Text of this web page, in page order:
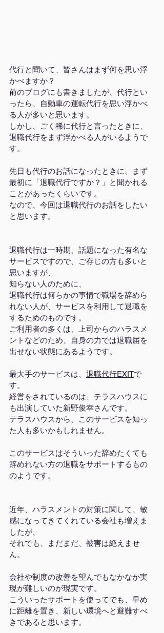
代行と聞いて、皆さんはまず何を思い浮
かべますか？
前のブログにも書きましたが、代行とい
ったら、自動車の運転代行を思い浮かべ
る人が多いと思います。
しかし、ごく稀に代行と言ったときに、
退職代行をまず浮かべる人がいるようで
す。
先日も代行のお話になったときに、まず
最初に「退職代行ですか？」と聞かれる
ことがあったくらいです。
なので、今回は退職代行のお話をしたい
と思います。
退職代行は一時期、話題になった有名な
サービスですので、ご存じの方も多いと
思いますが、
知らない人のために、
退職代行は何らかの事情で職場を辞めら
れない人が、サービスを利用して退職を
するためのものです。
ご利用者の多くは、上司からのハラスメ
ントなどのため、自身の力では退職届を
出せない状態にあるようです。
最大手のサービスは、 退職代行EXITで
す。
経営をされているのは、テラスハウスに
も出演していた新野俊幸さんです。
テラスハウスから、このサービスを知っ
た人も多いかもしれません。
このサービスはそういった辞めたくても
辞めれない方の退職をサポートするもの
のようです。
近年、ハラスメントの対策に関して、敏
感になってきてくれている会社も増えま
したが、
それでも、まだまだ、被害は絶えませ
ん。
会社や制度の改善を望んでもなかなか実
現が難しいのが現実です。
こういったサポートを使ってでも、早め
に距離を置き、新しい環境へと避難すべ
きであると思います。